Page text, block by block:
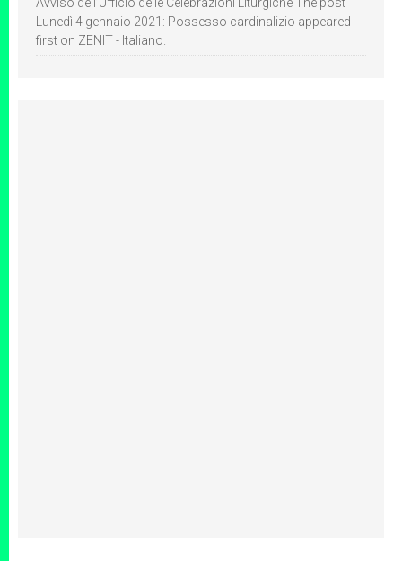
Lunedì 4 gennaio 2021: Possesso cardinalizio appeared
first on ZENIT - Italiano.